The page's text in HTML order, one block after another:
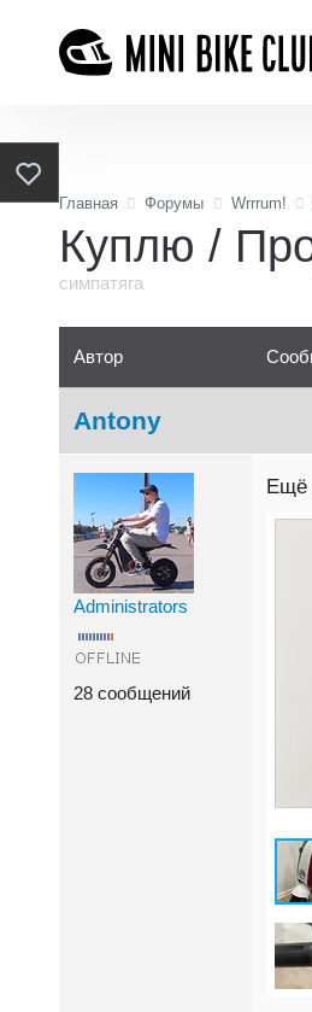
Главная Форумы Wrrrum!
Куплю /
симпатяга
Автор
Antony
Administrators
28 сообщений
Ещё